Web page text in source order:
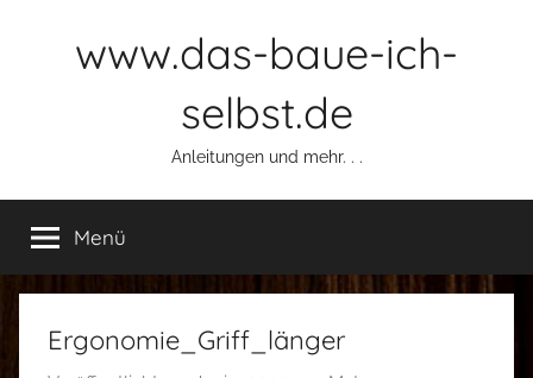
www.das-baue-ich-
selbst.de
Anleitungen und mehr. . .
Menü
Ergonomie_Griff_länger